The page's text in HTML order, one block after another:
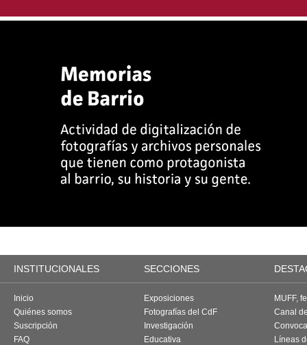
INSTITUCIONALES SECCIONES
Inicio
Quiénes somos
Suscripción
FAQ
Exposiciones
Fotografías del CdF
Investigación
Educativa
MUFF,
Canal
Líneas